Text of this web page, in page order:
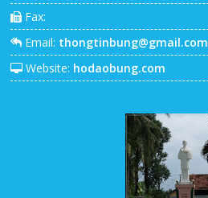
Fax:
Email: thongtinbung@gmail.com
Website: hodaobung.com